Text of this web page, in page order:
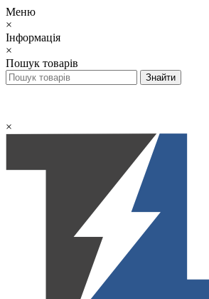
Меню
×
Інформація
×
Пошук товарів
×